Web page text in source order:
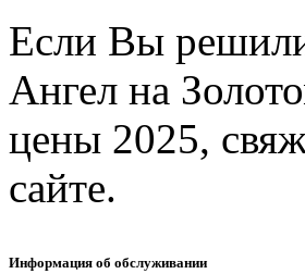
Если Вы
Ангел на
цены 2025,
сайте.
Информация об обслуживании